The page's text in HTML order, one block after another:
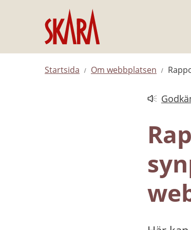
Hoppa till innehåll
Startsida Om webbplatsen
Länk till